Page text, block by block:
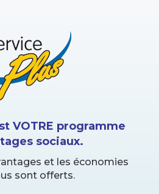
VOTRE programme
sociaux.
et les économies
sont offerts.